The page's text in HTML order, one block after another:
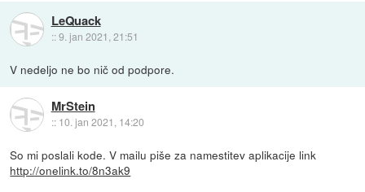
LeQuack
::9. jan 2021, 21:51
V nedeljo ne bo nič od podpore.
MrStein
:: 10. jan 2021, 14:20
So mi poslali kode. V mailu piše za namestitev aplikacije link
http://onelink.to/8n3ak9